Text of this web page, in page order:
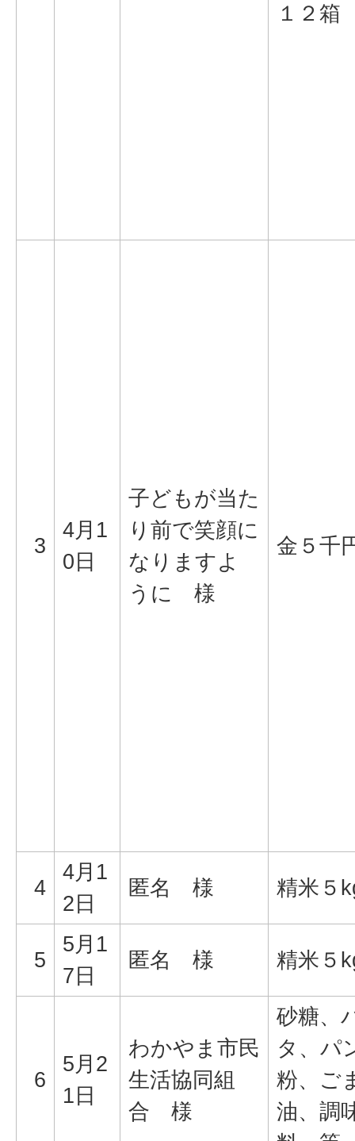
１２箱
3
4月1
0日
子どもが当た
り前で笑顔に
なりますよ
うに 様
金５千
4
4月1
2日
匿名 様 精米５
5
5月1
7日
匿名 様 精米５
6
5月2
1日
わかやま市民
生活協同組
合 様
砂糖、
タ、パ
粉、ご
油、調